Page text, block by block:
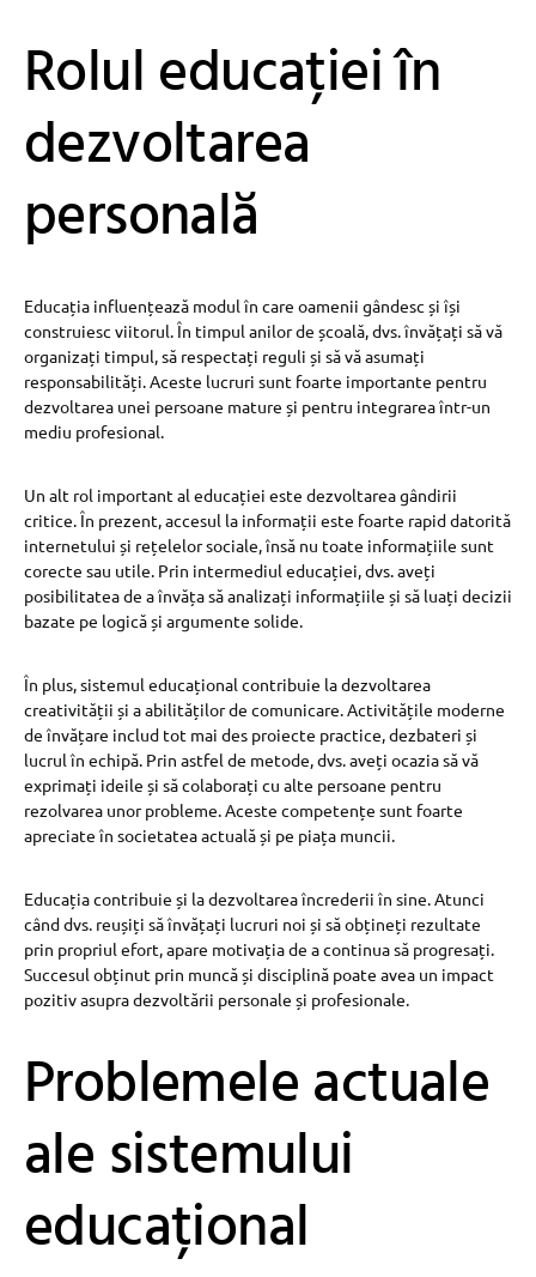
Rolul educației în
dezvoltarea
personală
Educația influențează modul în care oamenii gândesc și își
construiesc viitorul. În timpul anilor de școală, dvs. învățați să vă
organizați timpul, să respectați reguli și să vă asumați
responsabilități. Aceste lucruri sunt foarte importante pentru
dezvoltarea unei persoane mature și pentru integrarea într-un
mediu profesional.
Un alt rol important al educației este dezvoltarea gândirii
critice. În prezent, accesul la informații este foarte rapid datorită
internetului și rețelelor sociale, însă nu toate informațiile sunt
corecte sau utile. Prin intermediul educației, dvs. aveți
posibilitatea de a învăța să analizați informațiile și să luați decizii
bazate pe logică și argumente solide.
În plus, sistemul educațional contribuie la dezvoltarea
creativității și a abilităților de comunicare. Activitățile moderne
de învățare includ tot mai des proiecte practice, dezbateri și
lucrul în echipă. Prin astfel de metode, dvs. aveți ocazia să vă
exprimați ideile și să colaborați cu alte persoane pentru
rezolvarea unor probleme. Aceste competențe sunt foarte
apreciate în societatea actuală și pe piața muncii.
Educația contribuie și la dezvoltarea încrederii în sine. Atunci
când dvs. reușiți să învățați lucruri noi și să obțineți rezultate
prin propriul efort, apare motivația de a continua să progresați.
Succesul obținut prin muncă și disciplină poate avea un impact
pozitiv asupra dezvoltării personale și profesionale.
Problemele actuale
ale sistemului
educațional